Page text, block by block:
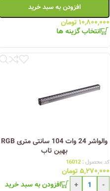
افزودن به سبد خرید
۱۰,۸۰۰,۰۰۰ تومان
انتخاب گزینه ها
والواشر 24 وات 104 سانتی متری RGB
بهین تاب
کد محصول : 16012
۵,۲۷۰,۰۰۰تومان
-
+ افزودن به سبد خرید